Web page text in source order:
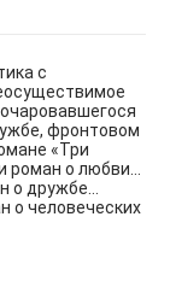
с
фронтовом
«Три
о дружбе…
о человеческих